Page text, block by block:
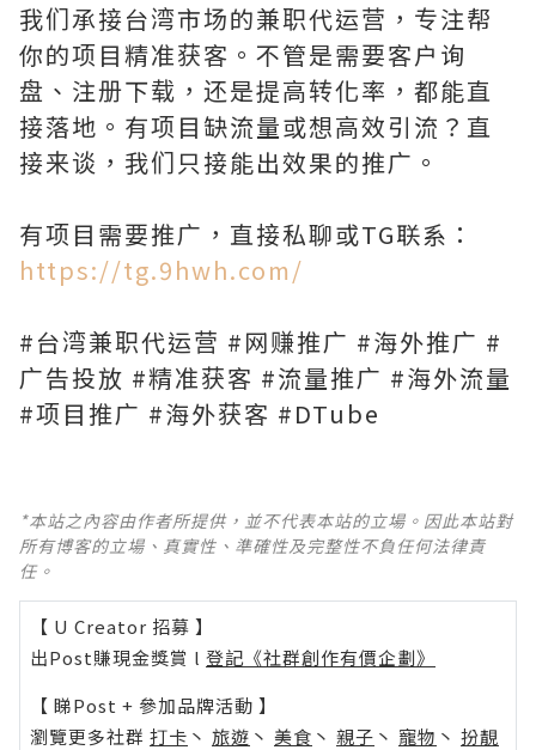
我们承接台湾市场的兼职代运营，专注帮
你的项目精准获客。不管是需要客户询
盘、注册下载，还是提高转化率，都能直
接落地。有项目缺流量或想高效引流？直
接来谈，我们只接能出效果的推广。
有项目需要推广，直接私聊或TG联系：
https://tg.9hwh.com/
#台湾兼职代运营 #网赚推广 #海外推广 #
广告投放 #精准获客 #流量推广 #海外流量
#项目推广 #海外获客 #DTube
*本站之內容由作者所提供，並不代表本站的立場。因此本站對
所有博客的立場、真實性、準確性及完整性不負任何法律責
任。
【 U Creator 招募 】
出Post賺現金獎賞 l 登記《社群創作有價企劃》
【 睇Post + 參加品牌活動 】
瀏覽更多社群 打卡 丶 旅遊 丶 美食 丶 親子 丶 寵物 丶 扮靚